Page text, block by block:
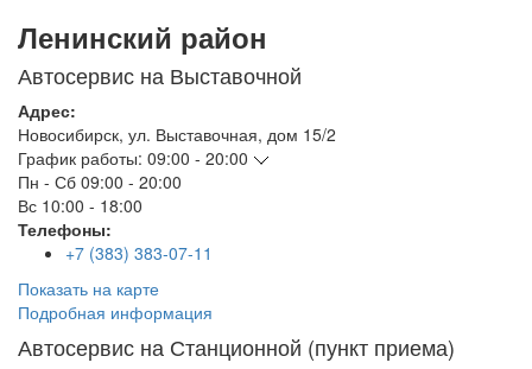
Ленинский район
Автосервис на Выставочной
Адрес:
Новосибирск, ул. Выставочная, дом 15/2
График работы: 09:00 - 20:00
Пн - Сб 09:00 - 20:00
Вс 10:00 - 18:00
Телефоны:
+7 (383) 383-07-11
Показать на карте
Подробная информация
Автосервис на Станционной (пункт приема)